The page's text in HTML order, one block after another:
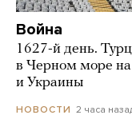
Война
1627-й день.
в Черном море на
и Украины
НОВОСТИ 2 часа